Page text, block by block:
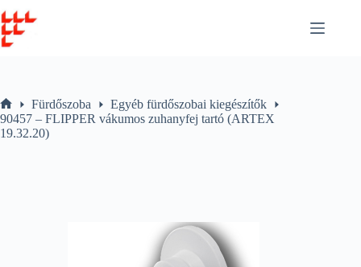
to
content
Home
Fürdőszoba
Egyéb fürdőszobai kiegészítők
90457 – FLIPPER vákumos zuhanyfej tartó (ARTEX
19.32.20)